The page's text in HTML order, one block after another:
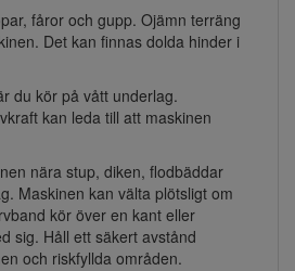
fåror och gupp. Ojämn terräng
Det kan finnas dolda hinder i
du kör på vått underlag.
kan leda till att maskinen
nära stup, diken, flodbäddar
Maskinen kan välta plötsligt om
kör över en kant eller
sig. Håll ett säkert avstånd
och riskfyllda områden.